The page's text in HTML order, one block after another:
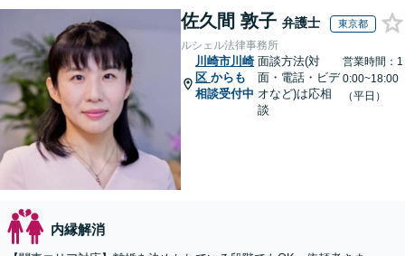
佐久間 敦子 弁護士 東京都
ルシェル法律事務所
川崎市川崎
区 からも
相談受付中
面談方法(対
面・電話・ビデ
オなど)は応相
談
営業時間：1
0:00~18:00
（平日）
内縁解消